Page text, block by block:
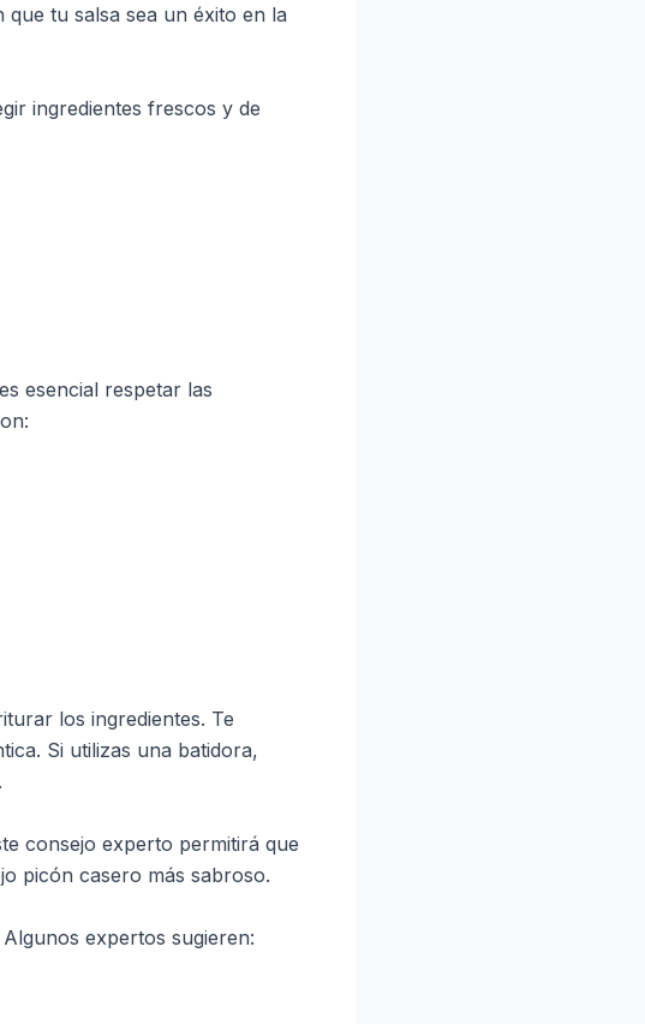
tu salsa sea un éxito en la
ingredientes frescos y de
esencial respetar las
los ingredientes. Te
Si utilizas una batidora,
consejo experto permitirá que
picón casero más sabroso.
expertos sugieren: